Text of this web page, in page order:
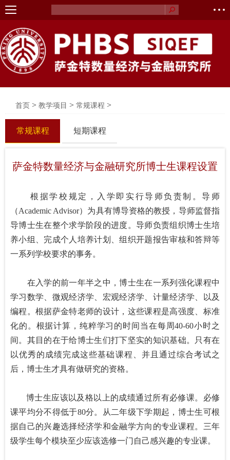
首页 > 教学项目 > 常规课程 >
常规课程 短期课程
萨金特数量经济与金融研究所博士生课程设置
根据学校规定，入学即实行导师负责制。导师
（Academic Advisor）为具有博导资格的教授，导师监督指
导博士生在整个求学阶段的进度。导师负责组织博士生培
养小组、完成个人培养计划、组织开题报告审核和答辩等
一系列学校要求的事务。
在入学的前一年半之中，博士生在一系列强化课程中
学习数学、微观经济学、宏观经济学、计量经济学、以及
编程。根据萨金特老师的设计，这些课程是高强度、标准
化的。根据计算，纯粹学习的时间当在每周40-60小时之
间。其目的在于给博士生们打下坚实的知识基础。只有在
以优秀的成绩完成这些基础课程、并且通过综合考试之
后，博士生才具有做研究的资格。
博士生应该以及格以上的成绩通过所有必修课。必修
课平均分不得低于80分。从二年级下学期起，博士生可根
据自己的兴趣选择经济学和金融学方向的专业课程。三年
级学生每个模块至少应该选修一门自己感兴趣的专业课。